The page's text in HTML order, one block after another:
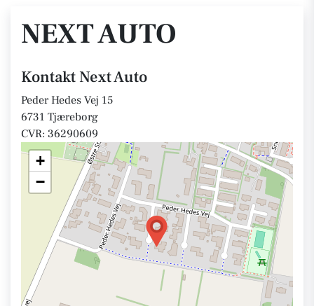
NEXT AUTO
Kontakt Next Auto
Peder Hedes Vej 15
6731 Tjæreborg
CVR: 36290609
+
−